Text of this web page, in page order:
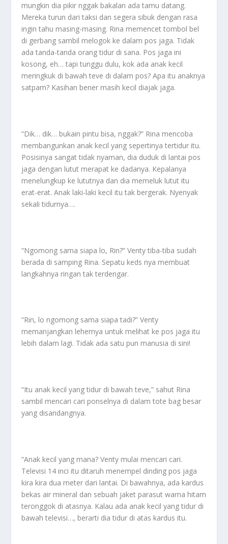
mungkin dia pikir nggak bakalan ada tamu datang.
Mereka turun dari taksi dan segera sibuk dengan rasa
ingin tahu masing-masing. Rina memencet tombol bel
di gerbang sambil melogok ke dalam pos jaga. Tidak
ada tanda-tanda orang tidur di sana. Pos jaga ini
kosong, eh… tapi tunggu dulu, kok ada anak kecil
meringkuk di bawah teve di dalam pos? Apa itu anaknya
satpam? Kasihan bener masih kecil diajak jaga.
“Dik… dik… bukain pintu bisa, nggak?” Rina mencoba
membangunkan anak kecil yang sepertinya tertidur itu.
Posisinya sangat tidak nyaman, dia duduk di lantai pos
jaga dengan lutut merapat ke dadanya. Kepalanya
menelungkup ke lututnya dan dia memeluk lutut itu
erat-erat. Anak laki-laki kecil itu tak bergerak. Nyenyak
sekali tidurnya….
“Ngomong sama siapa lo, Rin?” Venty tiba-tiba sudah
berada di samping Rina. Sepatu keds nya membuat
langkahnya ringan tak terdengar.
“Rin, lo ngomong sama siapa tadi?” Venty
memanjangkan lehernya untuk melihat ke pos jaga itu
lebih dalam lagi. Tidak ada satu pun manusia di sini!
“Itu anak kecil yang tidur di bawah teve,” sahut Rina
sambil mencari cari ponselnya di dalam tote bag besar
yang disandangnya.
“Anak kecil yang mana? Venty mulai mencari cari.
Televisi 14 inci itu ditaruh menempel dinding pos jaga
kira kira dua meter dari lantai. Di bawahnya, ada kardus
bekas air mineral dan sebuah jaket parasut warna hitam
teronggok di atasnya. Kalau ada anak kecil yang tidur di
bawah televisi…, berarti dia tidur di atas kardus itu.